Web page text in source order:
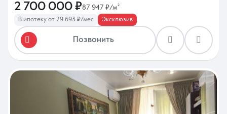
2 700 000 ₽87 947 ₽/м²
В ипотеку от 29 693 ₽/мес Эксклюзив
Позвонить